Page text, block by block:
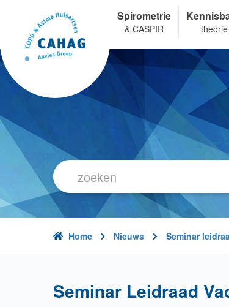
inhoud
gaan
Spirometrie
& CASPIR theorie
Home Nieuws Seminar
Seminar Leidraad